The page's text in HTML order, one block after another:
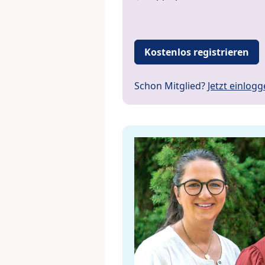
Kostenlos registrieren
Schon Mitglied? Jetzt